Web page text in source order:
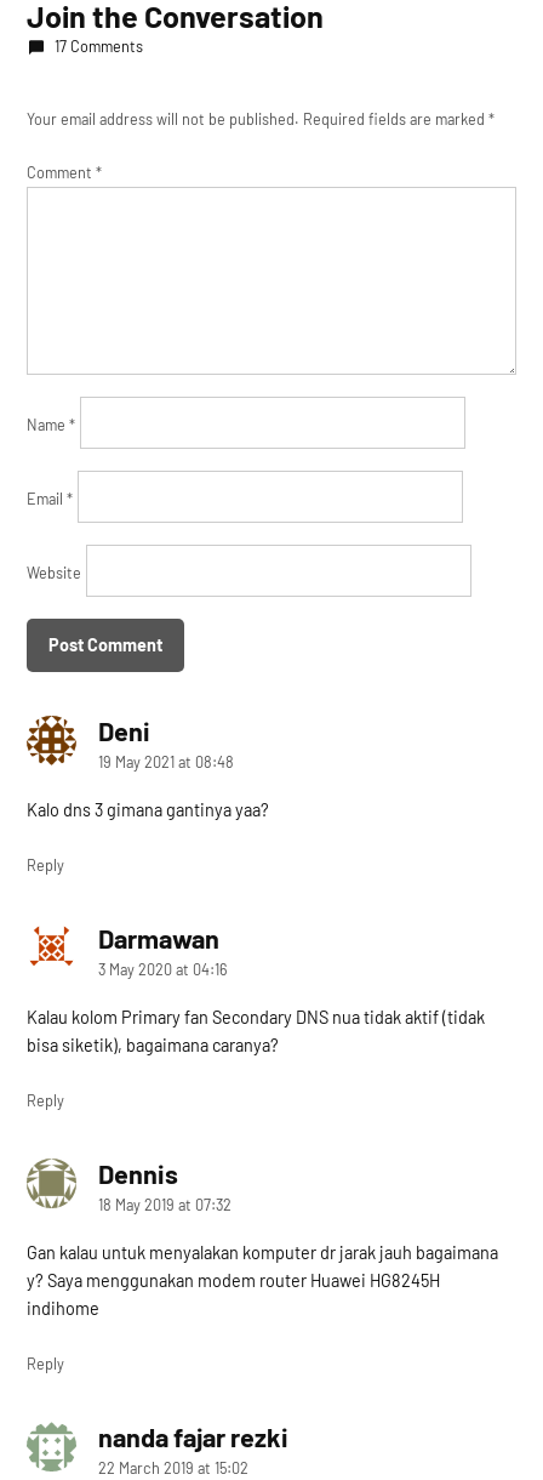
Join the Conversation
17 Comments
Your email address will not be published. Required fields are marked*
Comment*
Name*
Email*
Website
Denisays:
19 May 2021 at 08:48
Kalo dns 3 gimana gantinya yaa?
Reply
Darmawansays:
3 May 2020 at 04:16
Kalau kolom Primary fan Secondary DNS nua tidak aktif (tidak
bisa siketik), bagaimana caranya?
Reply
Dennissays:
18 May 2019 at 07:32
Gan kalau untuk menyalakan komputer dr jarak jauh bagaimana
y? Saya menggunakan modem router Huawei HG8245H
indihome
Reply
nanda fajar rezkisays:
22 March 2019 at 15:02